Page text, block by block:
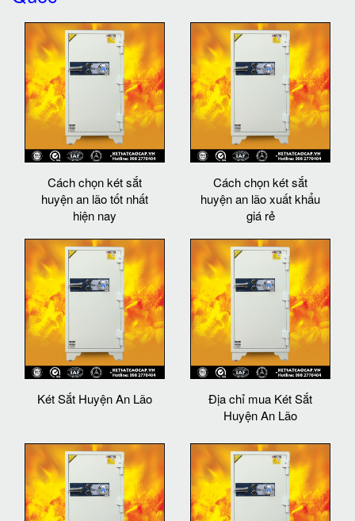
Cách chọn két sắt
huyện an lão tốt nhất
hiện nay
Cách chọn két sắt
huyện an lão xuất khẩu
giá rẻ
Két Sắt Huyện An Lão
Địa chỉ mua Két Sắt
Huyện An Lão